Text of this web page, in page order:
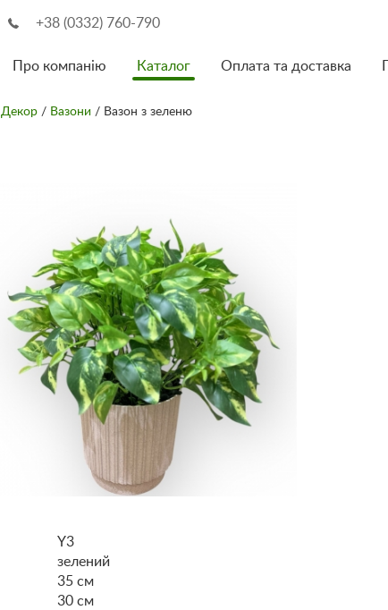
+38 (0332) 760-790
Про компанію Каталог Оплата та доставка
Декор / Вазони / Вазон з зеленю
Y3
зелений
35 см
30 см